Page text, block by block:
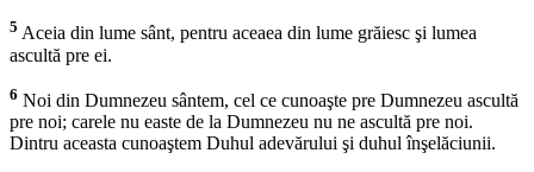
5 Aceia din lume sânt, pentru aceaea din lume grăiesc şi lumea
ascultă pre ei.
6 Noi din Dumnezeu sântem, cel ce cunoaşte pre Dumnezeu ascultă
pre noi; carele nu easte de la Dumnezeu nu ne ascultă pre noi.
Dintru aceasta cunoaştem Duhul adevărului şi duhul înşelăciunii.